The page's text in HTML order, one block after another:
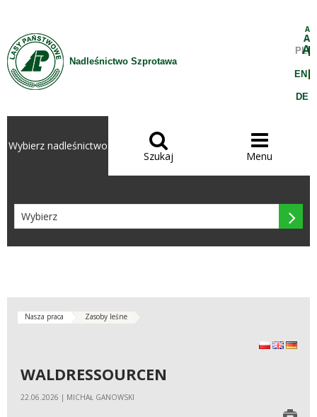
Nadleśnictwo Szprotawa
A
A
A
PL
EN
DE
Wybierz nadleśnictwo 
Szukaj

Menu

Nasza praca Zasoby leśne
polskiEnglish
WALDRESSOURCEN
22.06.2026 | MICHAŁ GANOWSKI